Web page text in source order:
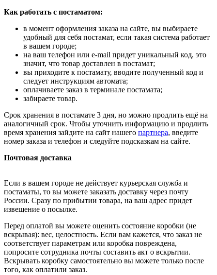
Как работать с постаматом:
в момент оформления заказа на сайте, вы выбираете
удобный для себя постамат, если такая система работает
в вашем городе;
на ваш телефон или e-mail придет уникальный код, это
значит, что товар доставлен в постамат;
вы приходите к постамату, вводите полученный код и
следует инструкциям автомата;
оплачиваете заказ в терминале постамата;
забираете товар.
Срок хранения в постамате 3 дня, но можно продлить ещё на
аналогичный срок. Чтобы уточнить информацию и продлить
время хранения зайдите на сайт нашего партнера, введите
номер заказа и телефон и следуйте подсказкам на сайте.
Почтовая доставка
Если в вашем городе не действует курьерская служба и
постаматы, то вы можете заказать доставку через почту
России. Сразу по прибытии товара, на ваш адрес придет
извещение о посылке.
Перед оплатой вы можете оценить состояние коробки (не
вскрывая): вес, целостность. Если вам кажется, что заказ не
соответствует параметрам или коробка повреждена,
попросите сотрудника почты составить акт о вскрытии.
Вскрывать коробку самостоятельно вы можете только после
того, как оплатили заказ.